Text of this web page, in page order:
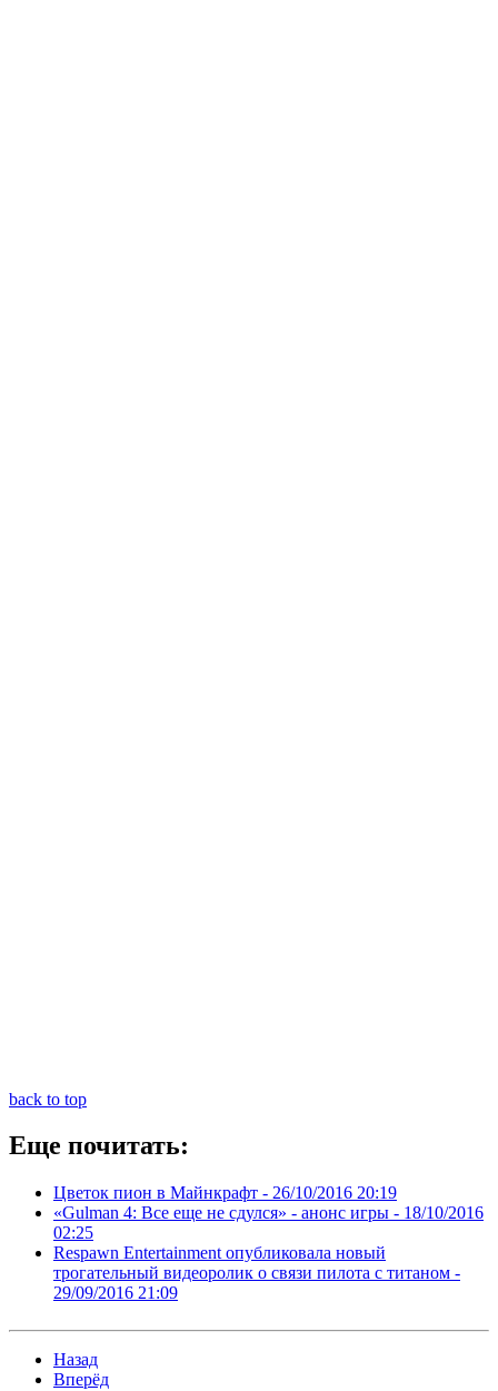
back to top
Еще почитать:
Цветок пион в Майнкрафт - 26/10/2016 20:19
«Gulman 4: Все еще не сдулся» - анонс игры - 18/10/2016
02:25
Respawn Entertainment опубликовала новый
трогательный видеоролик о связи пилота с титаном -
29/09/2016 21:09
Назад
Вперёд